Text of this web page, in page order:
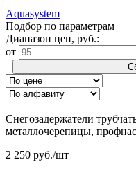
Aquasystem
Подбор по параметрам
Диапазон цен, руб.:
от
Снегозадержатели
металлочерепицы,
2 250 руб./шт